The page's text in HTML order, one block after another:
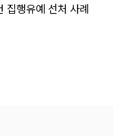
집행유예 선처 사례